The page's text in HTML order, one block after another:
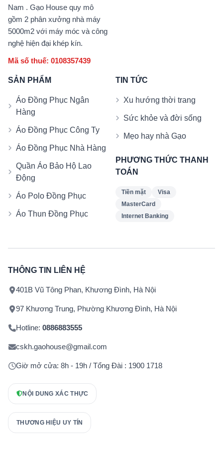
Nam . Gạo House quy mô
gồm 2 phân xưởng nhà máy
5000m2 với máy móc và công
nghệ hiện đại khép kín.
Mã số thuế: 0108357439
SẢN PHẨM
Áo Đồng Phục Ngân
Hàng
Áo Đồng Phục Công Ty
Áo Đồng Phục Nhà Hàng
Quần Áo Bảo Hộ Lao
Động
Áo Polo Đồng Phục
Áo Thun Đồng Phục
TIN TỨC
Xu hướng thời trang
Sức khỏe và đời sống
Mẹo hay nhà Gạo
PHƯƠNG THỨC THANH
TOÁN
Tiền mặt
Visa
MasterCard
Internet Banking
THÔNG TIN LIÊN HỆ
401B Vũ Tông Phan, Khương Đình, Hà Nội
97 Khương Trung, Phường Khương Đình, Hà Nội
Hotline: 0886883555
cskh.gaohouse@gmail.com
Giờ mở cửa: 8h - 19h / Tổng Đài : 1900 1718
NỘI DUNG XÁC THỰC
THƯƠNG HIỆU UY TÍN